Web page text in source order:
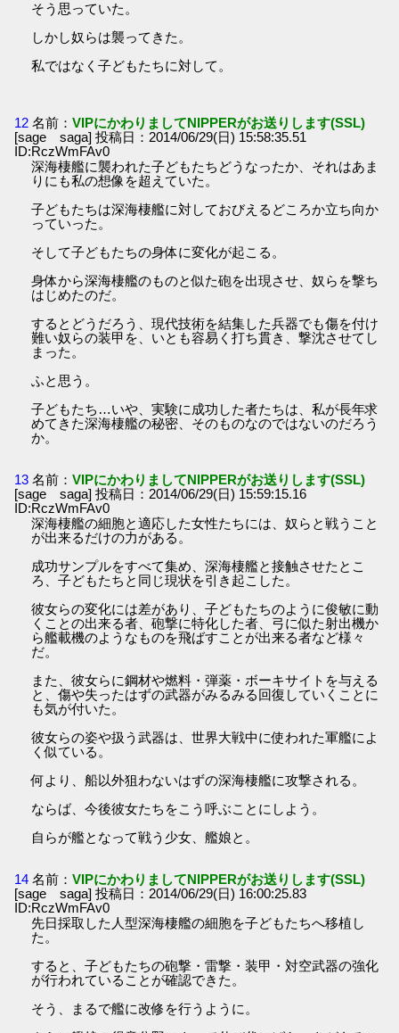
そう思っていた。
しかし奴らは襲ってきた。
私ではなく子どもたちに対して。
12 名前：VIPにかわりましてNIPPERがお送りします(SSL)
[sage saga] 投稿日：2014/06/29(日) 15:58:35.51
ID:RczWmFAv0
深海棲艦に襲われた子どもたちどうなったか、それはあま
りにも私の想像を超えていた。
子どもたちは深海棲艦に対しておびえるどころか立ち向か
っていった。
そして子どもたちの身体に変化が起こる。
身体から深海棲艦のものと似た砲を出現させ、奴らを撃ち
はじめたのだ。
するとどうだろう、現代技術を結集した兵器でも傷を付け
難い奴らの装甲を、いとも容易く打ち貫き、撃沈させてし
まった。
ふと思う。
子どもたち…いや、実験に成功した者たちは、私が長年求
めてきた深海棲艦の秘密、そのものなのではないのだろう
か。
13 名前：VIPにかわりましてNIPPERがお送りします(SSL)
[sage saga] 投稿日：2014/06/29(日) 15:59:15.16
ID:RczWmFAv0
深海棲艦の細胞と適応した女性たちには、奴らと戦うこと
が出来るだけの力がある。
成功サンプルをすべて集め、深海棲艦と接触させたとこ
ろ、子どもたちと同じ現状を引き起こした。
彼女らの変化には差があり、子どもたちのように俊敏に動
くことの出来る者、砲撃に特化した者、弓に似た射出機か
ら艦載機のようなものを飛ばすことが出来る者など様々
だ。
また、彼女らに鋼材や燃料・弾薬・ボーキサイトを与える
と、傷や失ったはずの武器がみるみる回復していくことに
も気が付いた。
彼女らの姿や扱う武器は、世界大戦中に使われた軍艦によ
く似ている。
何より、船以外狙わないはずの深海棲艦に攻撃される。
ならば、今後彼女たちをこう呼ぶことにしよう。
自らが艦となって戦う少女、艦娘と。
14 名前：VIPにかわりましてNIPPERがお送りします(SSL)
[sage saga] 投稿日：2014/06/29(日) 16:00:25.83
ID:RczWmFAv0
先日採取した人型深海棲艦の細胞を子どもたちへ移植し
た。
すると、子どもたちの砲撃・雷撃・装甲・対空武器の強化
が行われていることが確認できた。
そう、まるで艦に改修を行うように。